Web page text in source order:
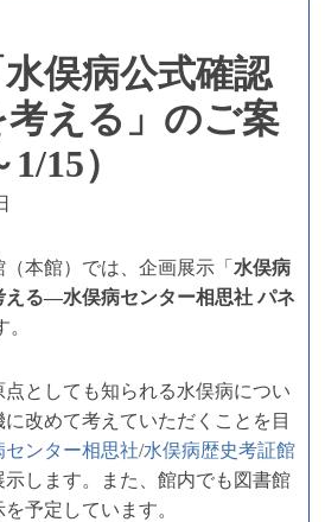
俣病公式確認
考える」のご案
15）
本館）では、企画展示「 水俣病
える―水俣病センター相思社 パネ
としても知られる水俣病につい
改めて考えていただくことを目
センター相思社/水俣病歴史考証館
します。また、館内でも図書館
予定しています。